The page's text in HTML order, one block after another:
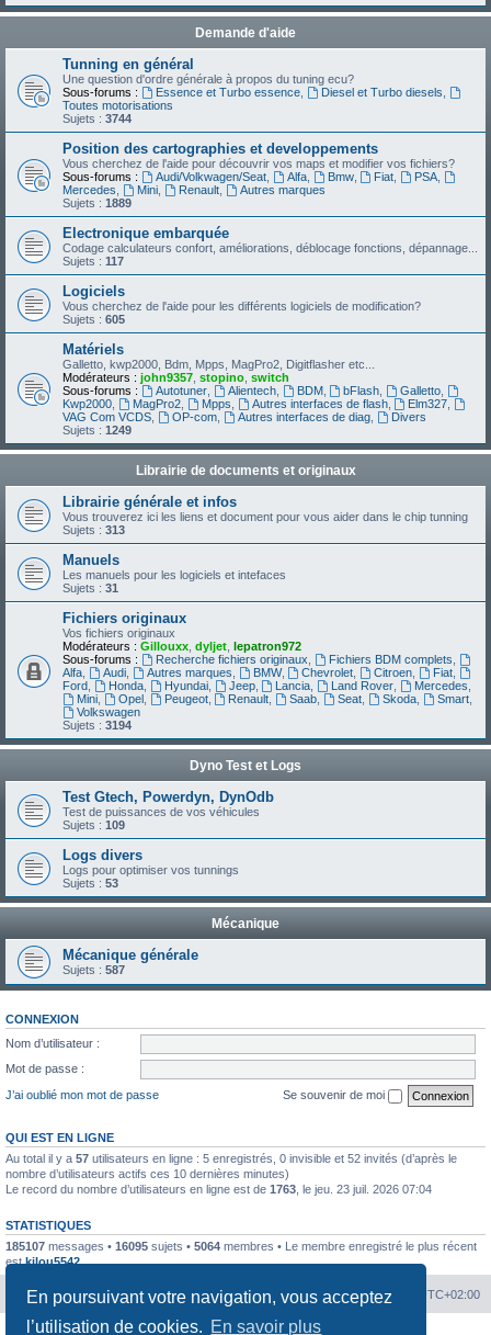
En poursuivant votre navigation, vous acceptez
l’utilisation de cookies. En savoir plus
Demande d'aide
Tunning en général
Une question d'ordre générale à propos du tuning ecu?
Sous-forums :
Essence et Turbo essence, Diesel et Turbo diesels
Toutes motorisations
Sujets : 3744
Position des cartographies et developpements
Vous cherchez de l'aide pour découvrir vos maps et modifier vos fichiers?
Sous-forums :
Audi/Volkwagen/Seat, Alfa, Bmw, Fiat PSA
Mercedes
Mini, Renault,
Autres marques
Sujets : 1889
Electronique embarquée
Codage calculateurs confort, améliorations, déblocage fonctions, dépannage...
Sujets : 117
Logiciels
Vous cherchez de l'aide pour les différents logiciels de modification?
Sujets : 605
Matériels
Galletto, kwp2000, Bdm, Mpps, MagPro2, Digitflasher etc...
Modérateurs : john9357 stopino switch
Sous-forums :
Autotuner, Alientech, BDM, bFlash Galletto
Kwp2000
MagPro2, Mpps Autres interfaces de flash, Elm327
VAG Com VCDS
OP-com, Autres interfaces de diag,
Divers
Sujets : 1249
Librairie de documents et originaux
Librairie générale et infos
Vous trouverez ici les liens et document pour vous aider dans le chip tunning
Sujets : 313
Manuels
Les manuels pour les logiciels et intefaces
Sujets : 31
Fichiers originaux
Vos fichiers originaux
Modérateurs : Gillouxx dyljet lepatron972
Sous-forums :
Recherche fichiers originaux Fichiers BDM complets
Alfa
Audi, Autres marques BMW, Chevrolet Citroen Fiat
Ford
Honda, Hyundai, Jeep, Lancia Land Rover Mercedes
Mini, Opel, Peugeot, Renault Saab Seat Skoda, Smart,
Volkswagen
Sujets : 3194
Dyno Test et Logs
Test Gtech, Powerdyn, DynOdb
Test de puissances de vos véhicules
Sujets : 109
Logs divers
Logs pour optimiser vos tunnings
Sujets : 53
Mécanique
Mécanique générale
Sujets : 587
CONNEXION
Nom d’utilisateur :
Mot de passe :
J’ai oublié mon mot de passe
Se souvenir de moi
QUI EST EN LIGNE
Au total il y a 57 utilisateurs en ligne : 5 enregistrés, 0 invisible et 52 invités (d’après le
nombre d’utilisateurs actifs ces 10 dernières minutes)
Le record du nombre d’utilisateurs en ligne est de 1763 , le jeu. 23 juil. 2026 07:04
STATISTIQUES
185107 messages • 16095 sujets • 5064 membres • Le membre enregistré le plus récent
estkilou5542.
Portal Chiptuners.fr Heures au format UTC+02:00